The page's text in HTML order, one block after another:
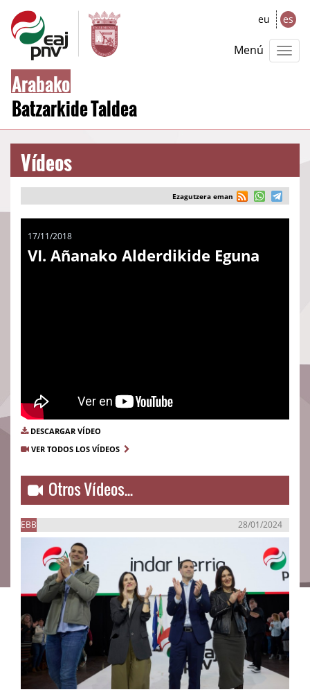
Arabako
Batzarkide Taldea
eu es
Menú
Vídeos
Ezagutzera eman
17/11/2018
VI. Añanako Alderdikide Eguna
DESCARGAR VÍDEO
VER TODOS LOS VÍDEOS
Otros Vídeos...
EBB 28/01/2024